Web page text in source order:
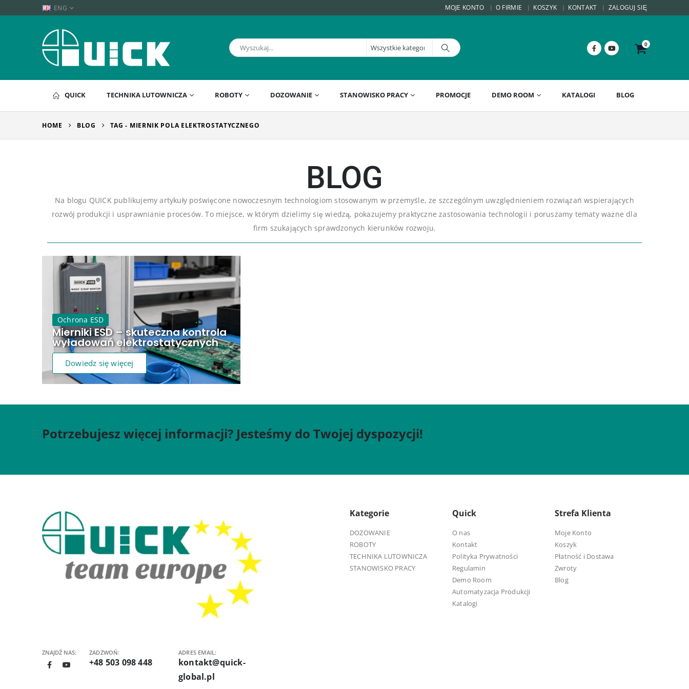
ENG MOJE KONTO O FIRMIE KOSZYK KONTAKT ZALOGUJ SIĘ
0
QUICK TECHNIKA LUTOWNICZA ROBOTY DOZOWANIE STANOWISKO PRACY PROMOCJE DEMO ROOM KATALOGI BLOG
HOME BLOG TAG - MIERNIK POLA ELEKTROSTATYCZNEGO
BLOG
Na blogu QUICK publikujemy artykuły poświęcone nowoczesnym technologiom stosowanym w przemyśle, ze szczególnym uwzględnieniem rozwiązań wspierających
rozwój produkcji i usprawnianie procesów. To miejsce, w którym dzielimy się wiedzą, pokazujemy praktyczne zastosowania technologii i poruszamy tematy ważne dla
firm szukających sprawdzonych kierunków rozwoju.
Dowiedz się więcej
Mierniki ESD – skuteczna kontrola
wyładowań elektrostatycznych
Ochrona ESD
Potrzebujesz więcej informacji? Jesteśmy do Twojej dyspozycji!
ZNAJDŹ NAS: ZADZWOŃ:
+48 503 098 448
ADRES EMAIL:
kontakt@quick-
global.pl
Kategorie
DOZOWANIE
ROBOTY
TECHNIKA LUTOWNICZA
STANOWISKO PRACY
Quick
O nas
Kontakt
Polityka Prywatności
Regulamin
Demo Room
Automatyzacja Produkcji
Katalogi
Strefa Klienta
Moje Konto
Koszyk
Płatność i Dostawa
Zwroty
Blog